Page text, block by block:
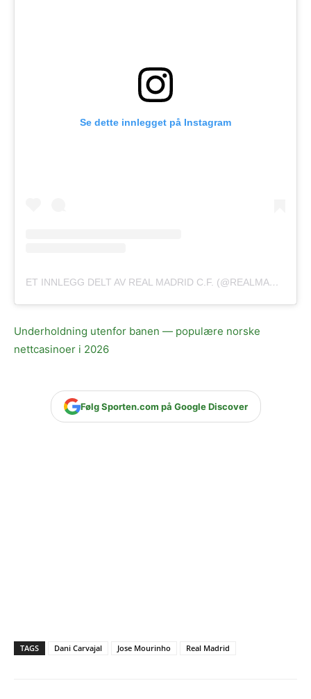
Se dette innlegget på Instagram
ET INNLEGG DELT AV REAL MADRID C.F. (@REALMADRID)
Underholdning utenfor banen — populære norske
nettcasinoer i 2026
Følg Sporten.com på Google Discover
TAGS Dani Carvajal Jose Mourinho Real Madrid